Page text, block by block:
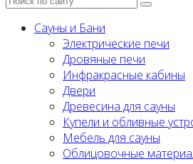
Сауны и Бани
Электрические печи
Дровяные печи
Инфракрасные кабины
Двери
Древесина для сауны
Купели и обливные
Мебель для сауны
Облицовочные